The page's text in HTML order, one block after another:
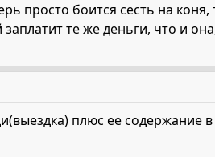
просто боится сесть на коня,
те же деньги, что и
плюс ее содержание